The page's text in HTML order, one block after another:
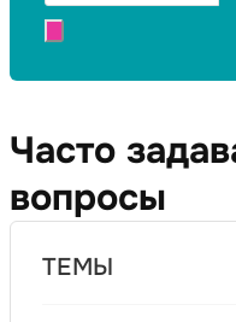
Часто
вопросы
ТЕМЫ